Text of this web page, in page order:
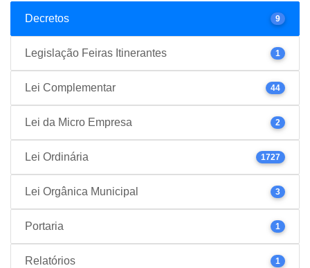
Decretos 9
Legislação Feiras Itinerantes 1
Lei Complementar 44
Lei da Micro Empresa 2
Lei Ordinária 1727
Lei Orgânica Municipal 3
Portaria 1
Relatórios 1